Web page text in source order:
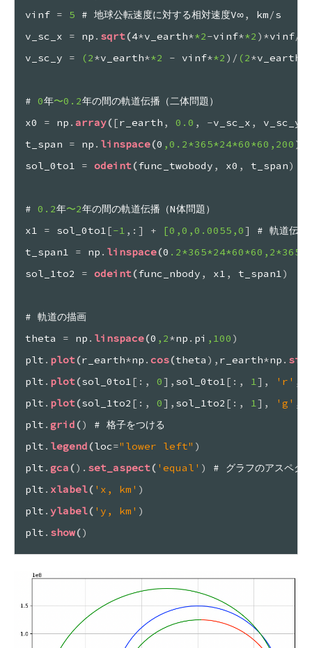
vinf = 5 # 地球公転速度に対する相対速度V∞, km/s
v_sc_x = np . sqrt(4*v_earth**2-vinf**2 ) *vinf/
v_sc_y = (2*v_earth**2 - vinf**2 ) / (2*v_earth
# 0年〜0.2年の間の軌道伝播（二体問題）
x0 = np .array([r_earth , 0.0 , -v_sc_x , v_sc_y
t_span = np . linspace(0 ,0.2*365*24*60*60 ,200 )
sol_0to1 = odeint(func_twobody , x0 , t_span)
# 0.2年〜2年の間の軌道伝播（N体問題）
x1 = sol_0to1[-1 , : ] + [0 ,0 ,0.0055 ,0]
# 軌道伝播
t_span1 = np . linspace(0 .2*365*24*60*60 ,2*365
sol_1to2 = odeint(func_nbody , x1 , t_span1)
# 軌道の描画
theta = np . linspace(0 ,2*np . pi ,100 )
plt . plot(r_earth*np .cos(theta ) , r_earth*np . sin
plt . plot(sol_0to1[ : , 0] , sol_0to1[ : , 1] , 'r' ,
plt . plot(sol_1to2 [ : , 0] , sol_1to2 [ : , 1] , 'g' ,
plt .grid()
# 格子をつける
plt . legend(loc="lower left" )
plt .gca() . set_aspect( 'equal' )
# グラフのアスペク
plt . xlabel( 'x, km' )
plt .ylabel( 'y, km' )
plt . show()